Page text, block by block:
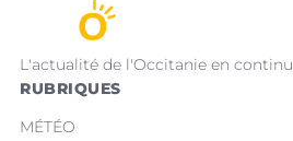
L'actualité de l'Occitanie en continu
RUBRIQUES
MÉTÉO